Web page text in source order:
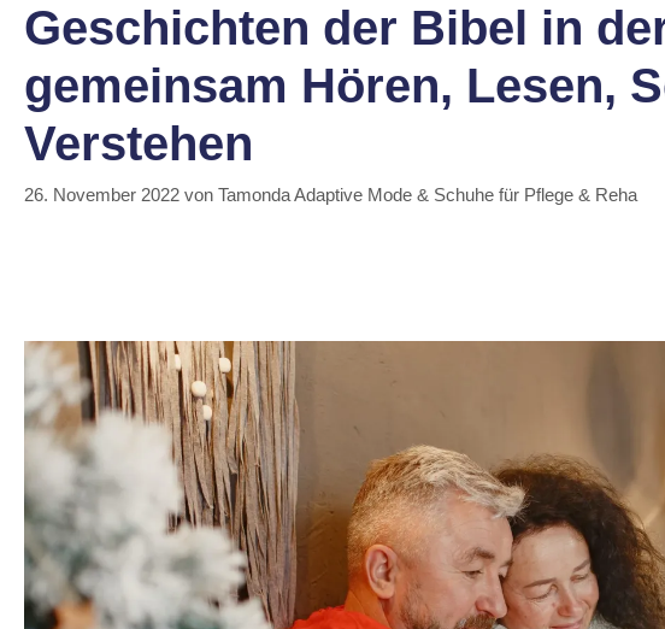
Geschichten der Bibel in
gemeinsam Hören, Lesen,
Verstehen
26. November 2022 von Tamonda Adaptive Mode & Schuhe für Pflege & Reha